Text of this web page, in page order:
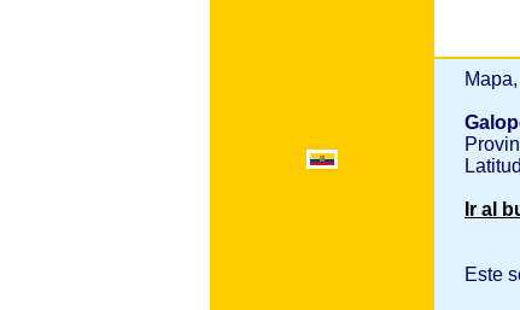
Ir al
Este